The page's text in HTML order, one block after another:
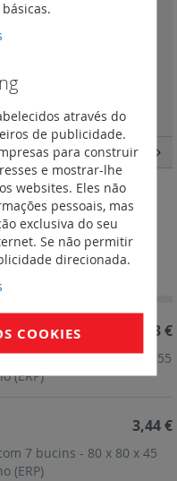
Definir
Ordenação
7 bucins - 105 x 105 x 55
(ERP)
6,63 €
7 bucins - 80 x 80 x 45
(ERP)
3,44 €
(17)
através do
de publicidade.
para construir
e mostrar-lhe
websites. Eles não
pessoais, mas
exclusiva do seu
Se não permitir
direcionada.
COOKIES